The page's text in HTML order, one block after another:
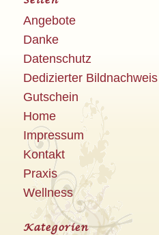
Angebote
Danke
Datenschutz
Dedizierter Bildnachweis
Gutschein
Home
Impressum
Kontakt
Praxis
Wellness
Kategorien